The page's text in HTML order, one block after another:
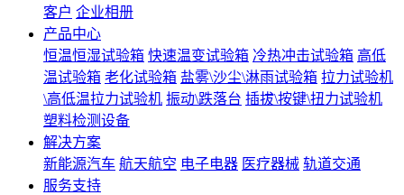
客户 企业相册
产品中心
恒温恒湿试验箱 快速温变试验箱 冷热冲击试验箱 高低
温试验箱 老化试验箱 盐雾\沙尘\淋雨试验箱 拉力试验机
\高低温拉力试验机 振动\跌落台 插拔\按键\扭力试验机
塑料检测设备
解决方案
新能源汽车 航天航空 电子电器 医疗器械 轨道交通
服务支持